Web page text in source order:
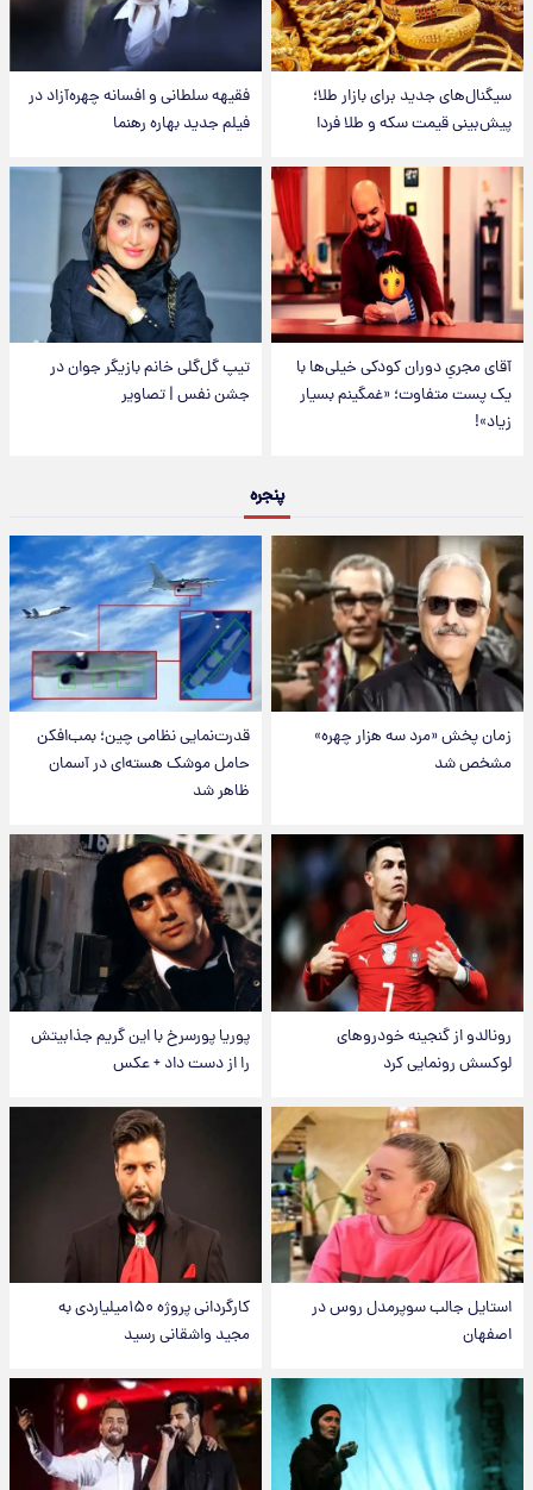
سیگنال‌های جدید برای بازار طلا؛
پیش‌بینی قیمت سکه و طلا فردا
فقیهه سلطانی و افسانه چهره‌آزاد در
فیلم جدید بهاره رهنما
آقای مجریِ دوران کودکی خیلی‌ها با
یک پست متفاوت؛ «غمگینم بسیار
زیاد»!
تیپ گل‌گلی خانم بازیگر جوان در
جشن نفس | تصاویر
پنجره
زمان پخش «مرد سه هزار چهره»
مشخص شد
قدرت‌نمایی نظامی چین؛ بمب‌افکن
حامل موشک هسته‌ای در آسمان
ظاهر شد
رونالدو از گنجینه خودروهای
لوکسش رونمایی کرد
پوریا پورسرخ با این گریم جذابیتش
را از دست داد + عکس
استایل جالب سوپرمدل روس در
اصفهان
کارگردانی پروژه ۱۵۰میلیاردی به
مجید واشقانی رسید